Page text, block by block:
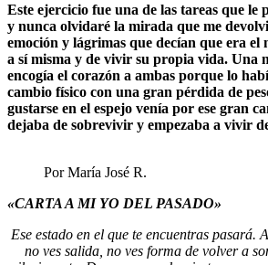
Este ejercicio fue una de las tareas que le
y nunca olvidaré la mirada que me
emoción y lágrimas que decían que era el
a sí misma y de vivir su propia vida. Una
encogía el corazón a ambas porque lo
cambio físico con una gran pérdida de
gustarse en el espejo venía por ese gran
dejaba de sobrevivir y empezaba a vivir
Por María José R.
«CARTA A MI YO DEL PASADO»
Ese estado en el que te encuentras pasará.
no ves salida, no ves forma de volver a